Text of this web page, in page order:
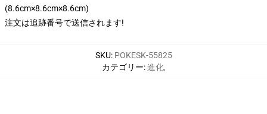
(8.6cm×8.6cm×8.6cm)
注文は追跡番号で送信されます!
SKU: POKESK-55825
カテゴリー:進化,